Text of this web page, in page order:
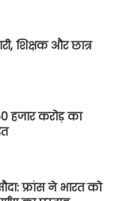
शिक्षक और छात्र
हजार करोड़ का
फ्रांस ने भारत को